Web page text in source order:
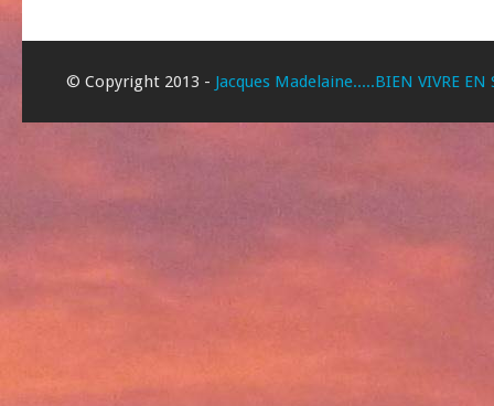
© Copyright 2013 - Jacques Madelaine.....BIEN VIVRE EN